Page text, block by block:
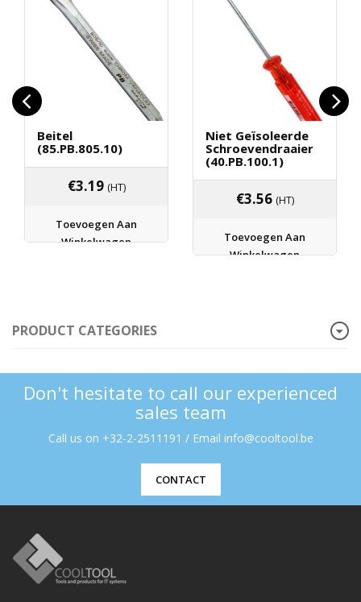
Beitel
(85.PB.805.10)
€3.19 (HT)
Toevoegen Aan
Winkelwagen
Niet Geïsoleerde
Schroevendraaier
(40.PB.100.1)
€3.56 (HT)
Toevoegen Aan
Winkelwagen
PRODUCT CATEGORIES
Don't hesitate to call our experienced
sales team
Call us on +32-2-2511191 / Email info@cooltool.be
CONTACT